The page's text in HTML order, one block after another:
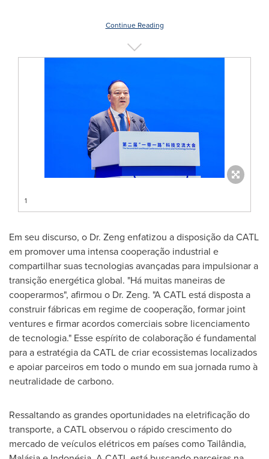
Continue Reading
1
Em seu discurso, o Dr. Zeng enfatizou a disposição da CATL
em promover uma intensa cooperação industrial e
compartilhar suas tecnologias avançadas para impulsionar a
transição energética global. "Há muitas maneiras de
cooperarmos", afirmou o Dr. Zeng. "A CATL está disposta a
construir fábricas em regime de cooperação, formar joint
ventures e firmar acordos comerciais sobre licenciamento
de tecnologia." Esse espírito de colaboração é fundamental
para a estratégia da CATL de criar ecossistemas localizados
e apoiar parceiros em todo o mundo em sua jornada rumo à
neutralidade de carbono.
Ressaltando as grandes oportunidades na eletrificação do
transporte, a CATL observou o rápido crescimento do
mercado de veículos elétricos em países como Tailândia,